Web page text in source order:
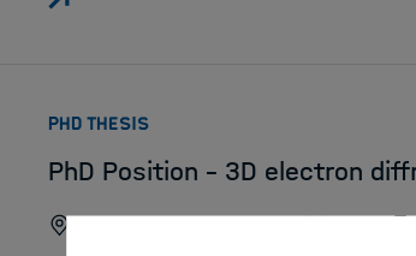
PHD THESIS:
PhD Position - 3D electron
Forschungszentrum Jülich